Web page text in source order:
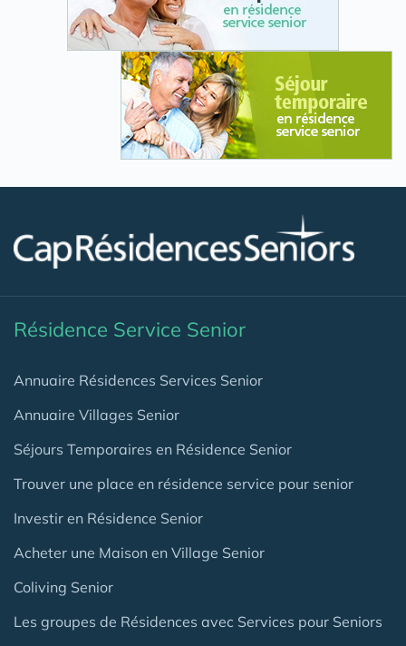
Résidence Service Senior
Annuaire Résidences Services Senior
Annuaire Villages Senior
Séjours Temporaires en Résidence Senior
Trouver une place en résidence service pour senior
Investir en Résidence Senior
Acheter une Maison en Village Senior
Coliving Senior
Les groupes de Résidences avec Services pour Seniors